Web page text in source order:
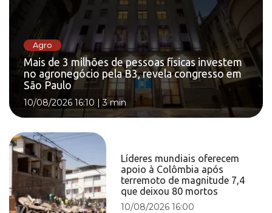
Agro
Mais de 3 milhões de pessoas físicas investem
no agronegócio pela B3, revela congresso em
São Paulo
10/08/2026 16:10 |3 min
Líderes mundiais oferecem
apoio à Colômbia após
terremoto de magnitude 7,4
que deixou 80 mortos
10/08/2026 16:00